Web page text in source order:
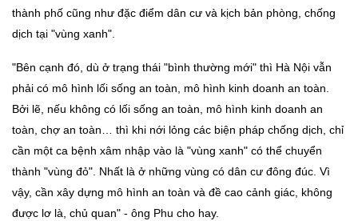
thành phố cũng như đặc điểm dân cư và kịch bản phòng, chống
dịch tại "vùng xanh".
"Bên cạnh đó, dù ở trạng thái "bình thường mới" thì Hà Nội vẫn
phải có mô hình lối sống an toàn, mô hình kinh doanh an toàn.
Bởi lẽ, nếu không có lối sống an toàn, mô hình kinh doanh an
toàn, chợ an toàn… thì khi nới lỏng các biện pháp chống dịch, chỉ
cần một ca bệnh xâm nhập vào là "vùng xanh" có thể chuyển
thành "vùng đỏ". Nhất là ở những vùng có dân cư đông đúc. Vì
vậy, cần xây dựng mô hình an toàn và đề cao cảnh giác, không
được lơ là, chủ quan" - ông Phu cho hay.